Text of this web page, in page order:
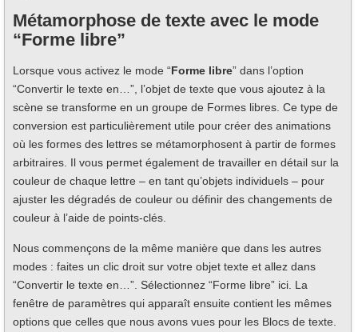
Métamorphose de texte avec le mode
“Forme libre”
Lorsque vous activez le mode “Forme libre” dans l’option
“Convertir le texte en…”, l’objet de texte que vous ajoutez à la
scène se transforme en un groupe de Formes libres. Ce type de
conversion est particulièrement utile pour créer des animations
où les formes des lettres se métamorphosent à partir de formes
arbitraires. Il vous permet également de travailler en détail sur la
couleur de chaque lettre – en tant qu’objets individuels – pour
ajuster les dégradés de couleur ou définir des changements de
couleur à l’aide de points-clés.
Nous commençons de la même manière que dans les autres
modes : faites un clic droit sur votre objet texte et allez dans
“Convertir le texte en…”. Sélectionnez “Forme libre” ici. La
fenêtre de paramètres qui apparaît ensuite contient les mêmes
options que celles que nous avons vues pour les Blocs de texte.